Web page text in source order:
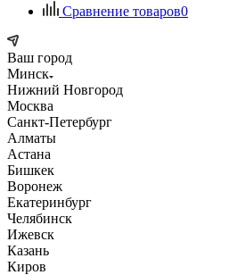
Сравнение товаров0
Ваш город
Минск
Нижний Новгород
Москва
Санкт-Петербург
Алматы
Астана
Бишкек
Воронеж
Екатеринбург
Челябинск
Ижевск
Казань
Киров